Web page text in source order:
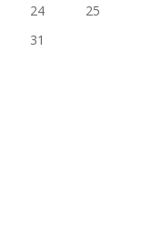
24
25
31